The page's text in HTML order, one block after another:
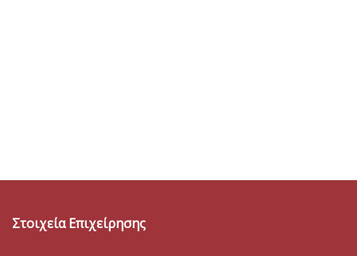
Στοιχεία Επιχείρησης